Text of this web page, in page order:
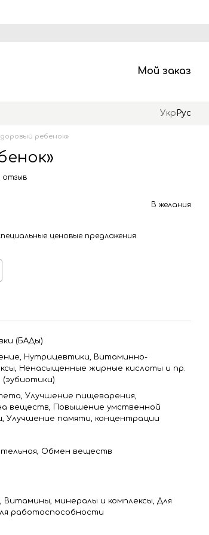
Мой заказ
Укр Рус
ребенок»
В желания
ценовые предложения.
(БАДы)
Нутрицевтики, Витаминно-
Ненасыщенные жирные кислоты и пр.
Улучшение пищеварения,
веществ, Повышение умственной
Улучшение памяти, концентрации
Обмен веществ
Витамины, минералы и комплексы, Для
работоспособности